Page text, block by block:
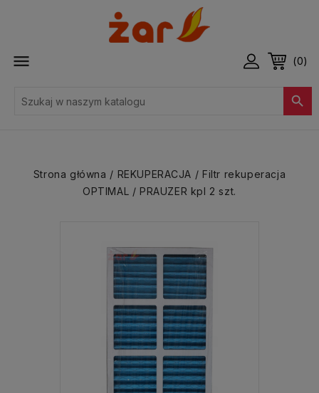
 (0)

Strona główna REKUPERACJA
Filtr rekuperacja
OPTIMAL / PRAUZER kpl 2 szt.